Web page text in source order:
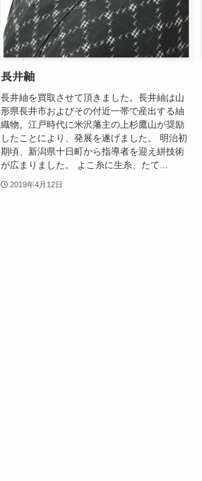
長井紬
長井紬を買取させて頂きました。長井紬は山
形県長井市およびその付近一帯で産出する紬
織物。江戸時代に米沢藩主の上杉鷹山が奨励
したことにより、発展を遂げました。 明治初
期頃、新潟県十日町から指導者を迎え絣技術
が広まりました。 よこ糸に生糸、たて...
2019年4月12日